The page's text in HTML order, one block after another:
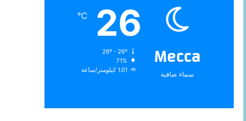
Mecca
سماء صافية
26
℃
71%
1.01 كيلومتر/ساعة